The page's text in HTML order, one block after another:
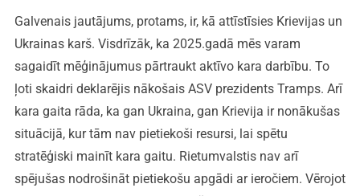
Galvenais jautājums, protams, ir, kā attīstīsies Krievijas un
Ukrainas karš. Visdrīzāk, ka 2025.gadā mēs varam
sagaidīt mēģinājumus pārtraukt aktīvo kara darbību. To
ļoti skaidri deklarējis nākošais ASV prezidents Tramps. Arī
kara gaita rāda, ka gan Ukraina, gan Krievija ir nonākušas
situācijā, kur tām nav pietiekoši resursi, lai spētu
stratēģiski mainīt kara gaitu. Rietumvalstis nav arī
spējušas nodrošināt pietiekošu apgādi ar ieročiem. Vērojot